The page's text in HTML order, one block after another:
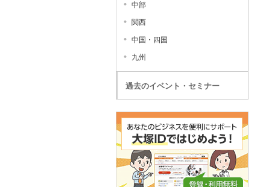
中部
関西
中国・四国
九州
過去のイベント・セミナー